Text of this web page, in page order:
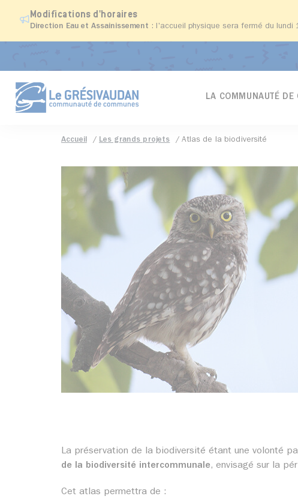
Modifications d'horaires
Direction Eau et Assainissement : l'accueil physique sera fermé du
LA COMMUNAUTÉ DE
Accueil Les grands projets Atlas de la biodiversité
La préservation de la biodiversité étant une volonté
de la biodiversité intercommunale, envisagé sur la
Cet atlas permettra de :